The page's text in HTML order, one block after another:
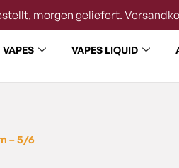
morgen geliefert.
VAPES VAPES LIQUID
– 5/6